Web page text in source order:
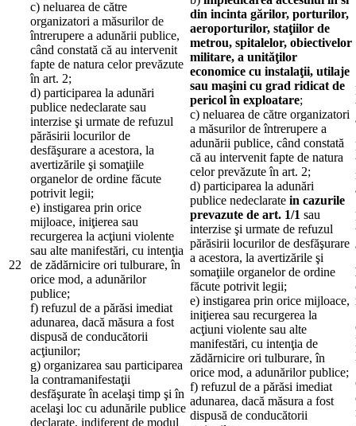
22
c) neluarea de către
organizatori a măsurilor de
întrerupere a adunării publice,
când constată că au intervenit
fapte de natura celor prevăzute
în art. 2;
d) participarea la adunări
publice nedeclarate sau
interzise şi urmate de refuzul
părăsirii locurilor de
desfăşurare a acestora, la
avertizările şi somaţiile
organelor de ordine făcute
potrivit legii;
e) instigarea prin orice
mijloace, iniţierea sau
recurgerea la acţiuni violente
sau alte manifestări, cu intenţia
de zădărnicire ori tulburare, în
orice mod, a adunărilor
publice;
f) refuzul de a părăsi imediat
adunarea, dacă măsura a fost
dispusă de conducătorii
acţiunilor;
g) organizarea sau participarea
la contramanifestaţii
desfăşurate în acelaşi timp şi în
acelaşi loc cu adunările publice
declarate, indiferent de modul
din incinta gărilor, porturilor,
aeroporturilor, staţiilor de
metrou, spitalelor, obiectivelor
militare, a unităţilor
economice cu instalaţii, utilaje
sau maşini cu grad ridicat de
pericol în exploatare;
c) neluarea de către organizatori
a măsurilor de întrerupere a
adunării publice, când constată
că au intervenit fapte de natura
celor prevăzute în art. 2;
d) participarea la adunări
publice nedeclarate in cazurile
prevazute de art. 1/1 sau
interzise şi urmate de refuzul
părăsirii locurilor de desfăşurare
a acestora, la avertizările şi
somaţiile organelor de ordine
făcute potrivit legii;
e) instigarea prin orice mijloace,
iniţierea sau recurgerea la
acţiuni violente sau alte
manifestări, cu intenţia de
zădărnicire ori tulburare, în
orice mod, a adunărilor publice;
f) refuzul de a părăsi imediat
adunarea, dacă măsura a fost
dispusă de conducătorii